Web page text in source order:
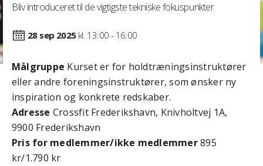
Bliv introduceret til de vigtigste tekniske fokuspunkter
28 sep 2025kl. 13:00 - 16:00
Målgruppe Kurset er for holdtræningsinstruktører
eller andre foreningsinstruktører, som ønsker ny
inspiration og konkrete redskaber.
Adresse Crossfit Frederikshavn, Knivholtvej 1A,
9900 Frederikshavn
Pris for medlemmer/ikke medlemmer895
kr/1.790 kr